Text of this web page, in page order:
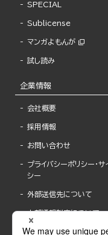
SPECIAL
Sublicense
マンガよもんが
試し読み
企業情報
会社概要
採用情報
お問い合わせ
プライバシーポリシー・サ
シー
外部送信先について
内部通報制度について